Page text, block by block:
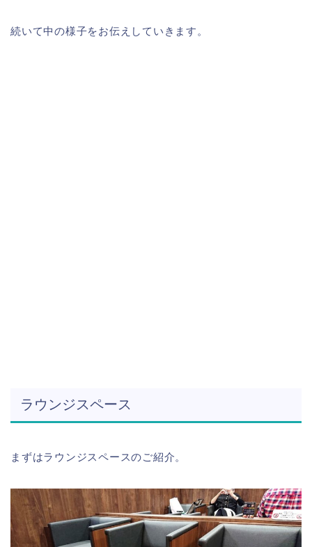
続いて中の様子をお伝えしていきます。
ラウンジスペース
まずはラウンジスペースのご紹介。